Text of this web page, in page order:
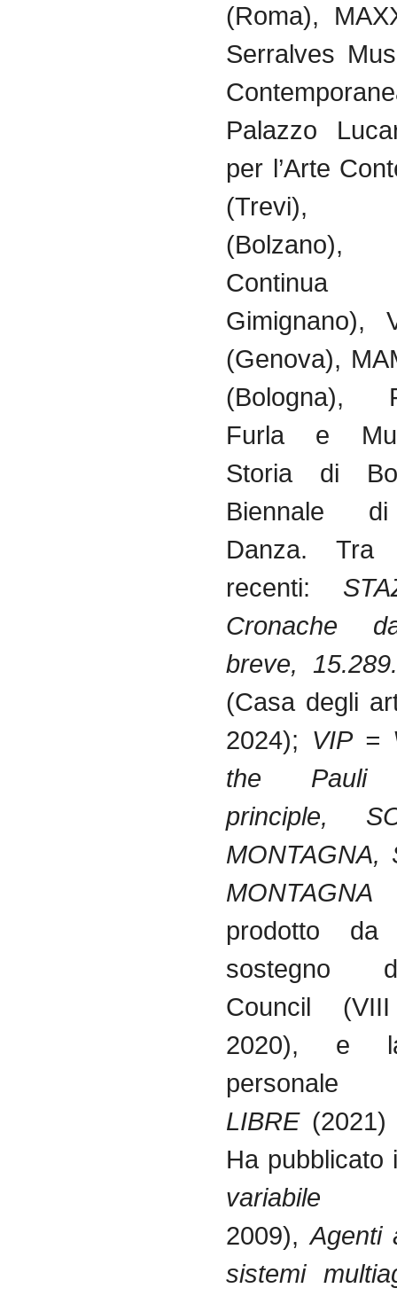
(Roma),
Serralves
Palazzo
per l’Arte
(Trevi),
Gimignano),
(Genova),
(Bologna),
Furla e
Storia di
Biennale
Danza.
recenti:
Cronache
breve,
(Casa degli
2024); VIP =
the Pauli
principle,
MONTAGNA,
prodotto
sostegno
Council
2020), e
LIBRE (2021)
Ha
2009),Agenti
sistemi